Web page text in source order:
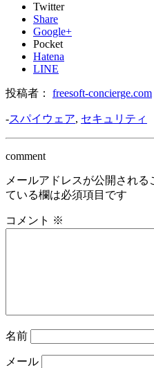
Twitter
Share
Google+
Pocket
Hatena
LINE
投稿者： freesoft-concierge.com
-スパイウェア, セキュリティ
comment
メールアドレスが公開される
ている欄は必須項目です
コメント ※
名前
メール